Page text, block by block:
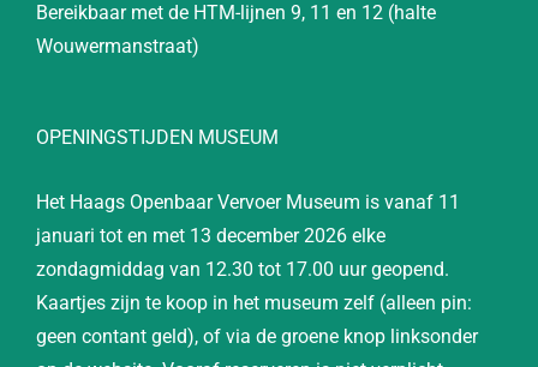
Bereikbaar met de HTM-lijnen 9, 11 en 12 (halte
Wouwermanstraat)
OPENINGSTIJDEN MUSEUM
Het Haags Openbaar Vervoer Museum is vanaf 11
januari tot en met 13 december 2026 elke
zondagmiddag van 12.30 tot 17.00 uur geopend.
Kaartjes zijn te koop in het museum zelf (alleen pin:
geen contant geld), of via de groene knop linksonder